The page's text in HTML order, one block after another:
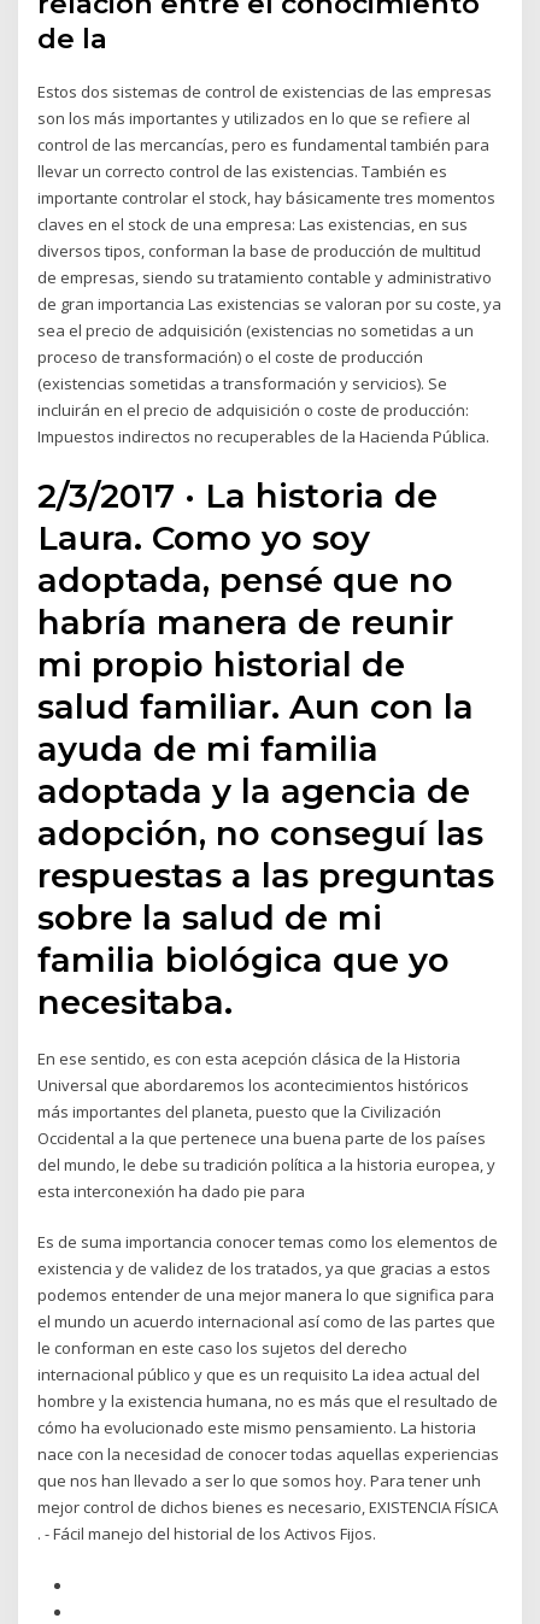
de la
Estos dos sistemas de control de existencias de las empresas
son los más importantes y utilizados en lo que se refiere al
control de las mercancías, pero es fundamental también para
llevar un correcto control de las existencias. También es
importante controlar el stock, hay básicamente tres momentos
claves en el stock de una empresa: Las existencias, en sus
diversos tipos, conforman la base de producción de multitud
de empresas, siendo su tratamiento contable y administrativo
de gran importancia Las existencias se valoran por su coste, ya
sea el precio de adquisición (existencias no sometidas a un
proceso de transformación) o el coste de producción
(existencias sometidas a transformación y servicios). Se
incluirán en el precio de adquisición o coste de producción:
Impuestos indirectos no recuperables de la Hacienda Pública.
2/3/2017 · La historia de
Laura. Como yo soy
adoptada, pensé que no
habría manera de reunir
mi propio historial de
salud familiar. Aun con la
ayuda de mi familia
adoptada y la agencia de
adopción, no conseguí las
respuestas a las preguntas
sobre la salud de mi
familia biológica que yo
necesitaba.
En ese sentido, es con esta acepción clásica de la Historia
Universal que abordaremos los acontecimientos históricos
más importantes del planeta, puesto que la Civilización
Occidental a la que pertenece una buena parte de los países
del mundo, le debe su tradición política a la historia europea, y
esta interconexión ha dado pie para
Es de suma importancia conocer temas como los elementos de
existencia y de validez de los tratados, ya que gracias a estos
podemos entender de una mejor manera lo que significa para
el mundo un acuerdo internacional así como de las partes que
le conforman en este caso los sujetos del derecho
internacional público y que es un requisito La idea actual del
hombre y la existencia humana, no es más que el resultado de
cómo ha evolucionado este mismo pensamiento. La historia
nace con la necesidad de conocer todas aquellas experiencias
que nos han llevado a ser lo que somos hoy. Para tener unh
mejor control de dichos bienes es necesario, EXISTENCIA FÍSICA
. - Fácil manejo del historial de los Activos Fijos.